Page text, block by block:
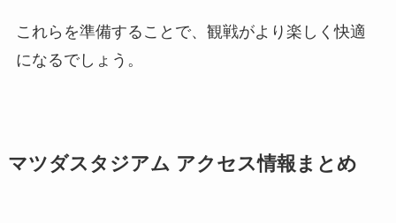
これらを準備することで、観戦がより楽しく快適
になるでしょう。
マツダスタジアム アクセス情報まとめ